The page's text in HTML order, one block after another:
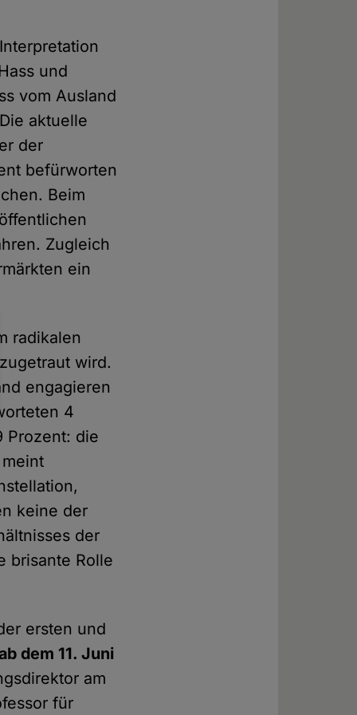
und
vom Ausland
aktuelle
der
befürworten
Beim
Zugleich
ein
radikalen
wird.
engagieren
4
Prozent: die
keine der
der
brisante Rolle
ersten und
dem 11. Juni
am
für